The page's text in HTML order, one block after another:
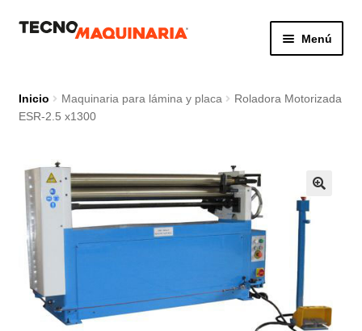
IrIr
Menú
Nosotros
Servicio
Contacto
Inicio Maquinaria para lámina y placa
Roladora Motorizada
ESR-2.5 x1300